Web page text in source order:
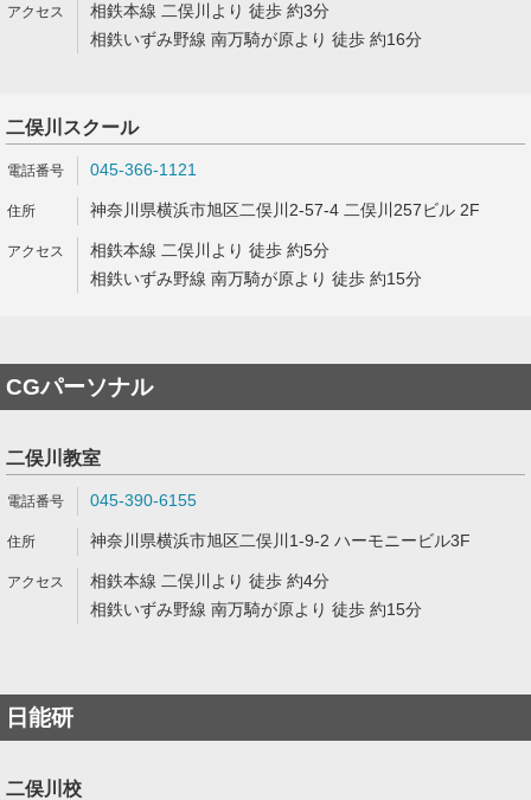
相鉄本線 二俣川より 徒歩 約3分
相鉄いずみ野線 南万騎が原より 徒歩 約16分
二俣川スクール
045-366-1121
神奈川県横浜市旭区二俣川2-57-4 二俣川257ビル 2F
相鉄本線 二俣川より 徒歩 約5分
相鉄いずみ野線 南万騎が原より 徒歩 約15分
CGパーソナル
二俣川教室
045-390-6155
神奈川県横浜市旭区二俣川1-9-2 ハーモニービル3F
相鉄本線 二俣川より 徒歩 約4分
相鉄いずみ野線 南万騎が原より 徒歩 約15分
日能研
二俣川校